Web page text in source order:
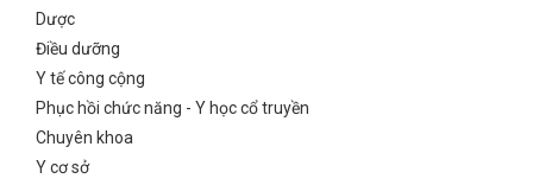
Dược
Điều dưỡng
Y tế công cộng
Phục hồi chức năng - Y học cổ truyền
Chuyên khoa
Y cơ sở